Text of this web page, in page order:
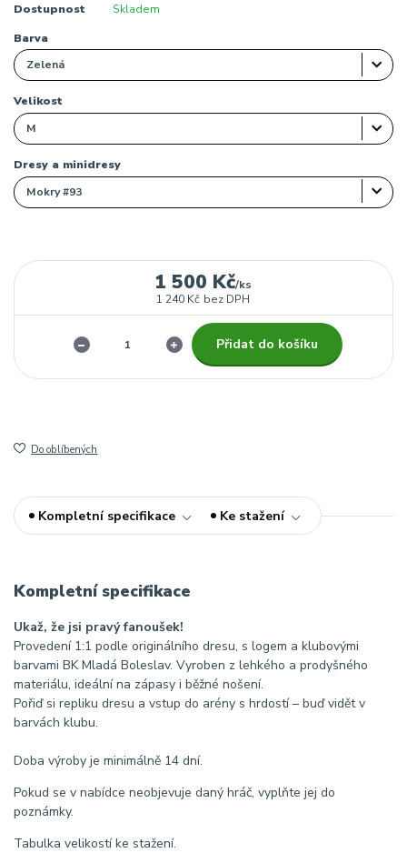
Dostupnost Skladem
Barva
Velikost
Dresy a minidresy
1 500 Kč/ks
1 240 Kč bez DPH
Přidat do košíku
Do oblíbených
Kompletní specifikace Ke stažení
Kompletní specifikace
Ukaž, že jsi pravý fanoušek!
Provedení 1:1 podle originálního dresu, s logem a klubovými
barvami BK Mladá Boleslav. Vyroben z lehkého a prodyšného
materiálu, ideální na zápasy i běžné nošení.
Pořiď si repliku dresu a vstup do arény s hrdostí – buď vidět v
barvách klubu.
Doba výroby je minimálně 14 dní.
Pokud se v nabídce neobjevuje daný hráč, vyplňte jej do
poznámky.
Tabulka velikostí ke stažení.